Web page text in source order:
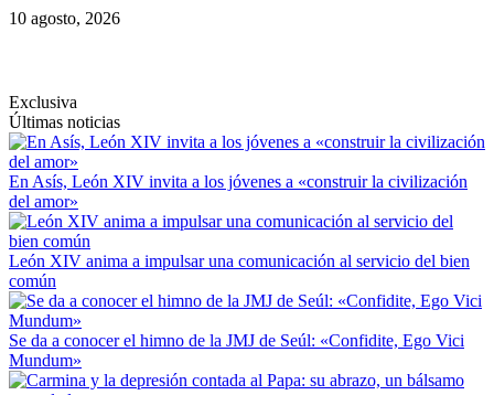
Saltar
10 agosto, 2026
Exclusiva
Últimas noticias
En Asís, León XIV invita a los jóvenes a «construir la civilización
del amor»
León XIV anima a impulsar una comunicación al servicio del bien
común
Se da a conocer el himno de la JMJ de Seúl: «Confidite, Ego Vici
Mundum»